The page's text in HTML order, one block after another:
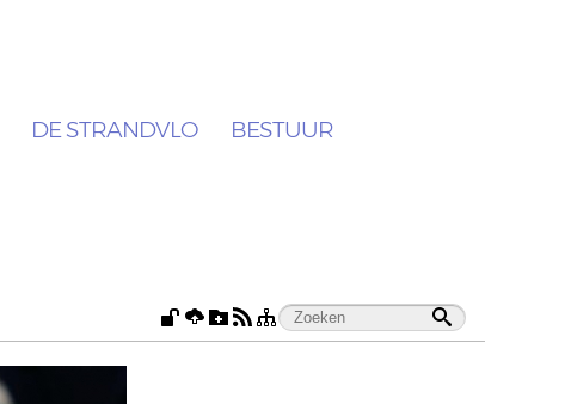
DE STRANDVLO
BESTUUR